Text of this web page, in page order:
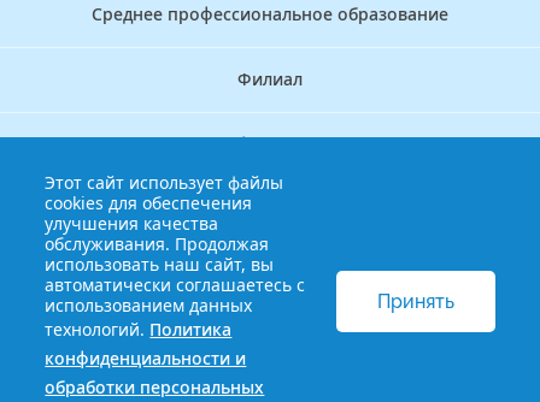
Среднее профессиональное образование
Филиал
Дополнительное профессиональное образование
Аккредитационно — симуляционный центр
Бережливый колледж
© 2013-2021 Краснодарский краевой базовый медицинский
колледж
Политика конфиденциальности и обработки
персональных данных
Этот сайт использует файлы
cookies для обеспечения
улучшения качества
обслуживания. Продолжая
использовать наш сайт, вы
автоматически соглашаетесь с
использованием данных
технологий. Политика
конфиденциальности и
обработки персональных
Принять